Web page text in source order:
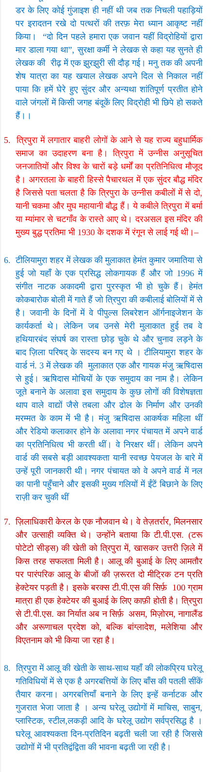
डर के लिए कोई गुंजाइश ही नहीं थी जब तक निचली पहाड़ियों
पर इरादतन रखे दो पत्थरों की तरफ़ मेरा ध्यान आकृष्ट नहीं
किया।
“दो दिन पहले हमारा एक जवान यहीं विद्रोहियों द्वारा
मार डाला गया था”,सुरक्षा कर्मी ने लेखक से कहा यह सुनते ही
लेखक की रीढ़ में एक झुरझुरी सी दौड़ गई। मनु तक की अपनी
शेष यात्रा का यह खयाल लेखक अपने दिल से निकाल नहीं
पाया कि हमें घेरे हुए सुंदर और अन्यथा शांतिपूर्ण प्रतीत होने
वाले जंगलों में किसी जगह बंदूकें लिए विद्रोही भी छिपे हो सकते
हैं।।
5.
त्रिपुरा में लगातार बाहरी लोगों के आने से यह राज्य बहुधार्मिक
समाज का उदाहरण बना है। त्रिपुरा में उन्नीस अनुसूचित
जनजातियों और विश्व के चारों बड़े धर्मों का प्रतिनिधित्व मौजूद
है। अगरतला के बाहरी हिस्से पैचारथल में एक सुंदर बौद्ध मंदिर
है जिससे पता चलता है कि त्रिपुरा के उन्नीस कबीलों में से दो,
यानी चकमा और मुघ महायानी बौद्ध हैं। ये कबीले त्रिपुरा में बर्मा
या म्यांमार से चटगाँव के रास्ते आए थे। दरअसल इस मंदिर की
मुख्य बुद्ध प्रतिमा भी 1930के दशक में रंगून से लाई गई थी।–
6. टीलियामुरा शहर में लेखक की मुलाकात हेमंत कुमार जमातिया से
हुई जो यहाँ के एक प्रसिद्ध लोकगायक हैं और जो 1996में
संगीत नाटक अकादमी द्वारा पुरस्कृत भी हो चुके हैं। हेमंत
कोकबारोक बोली में गाते हैं जो त्रिपुरा की कबीलाई बोलियों में से
है। जवानी के दिनों में वे पीपुल्स लिबरेशन ऑर्गनाइजेशन के
कार्यकर्ता थे। लेकिन जब उनसे मेरी मुलाकात हुई तब वे
हथियारबंद संघर्ष का रास्ता छोड़ चुके थे और चुनाव लड़ने के
बाद ज़िला परिषद् के सदस्य बन गए थे । टीलियामुरा शहर के
वार्ड नं.3में लेखक की मुलाकात एक और गायक मंजु ऋषिदास
से हुई। ऋषिदास मोचियों के एक समुदाय का नाम है। लेकिन
जूते बनाने के अलावा इस समुदाय के कुछ लोगों की विशेषज्ञता
थाप वाले वाद्यों जैसे तबला और ढोल के निर्माण और उनकी
मरम्मत के काम में भी है। मंजु ऋषिदास आकर्षक महिला थीं
और रेडियो कलाकार होने के अलावा नगर पंचायत में अपने वार्ड
का प्रतिनिधित्व भी करती थीं। वे निरक्षर थीं। लेकिन अपने
वार्ड की सबसे बड़ी आवश्यकता यानी स्वच्छ पेयजल के बारे में
उन्हें पूरी जानकारी थी। नगर पंचायत को वे अपने वार्ड में नल
का पानी पहुँचाने और इसकी मुख्य गलियों में ईंटें बिछाने के लिए
राज़ी कर चुकी थीं
7. ज़िलाधिकारी केरल के एक नौजवान थे। वे तेज़तर्रार,मिलनसार
और उत्साही व्यक्ति थे। उन्होंने बताया कि टी.पी.एस. (टरू
पोटेटो सीड्स) की खेती को त्रिपुरा में,खासकर उत्तरी ज़िले में
किस तरह सफलता मिली है। आलू की बुआई के लिए आमतौर
पर पारंपरिक आलू के बीजों की ज़रूरत दो मीट्रिक टन प्रति
हेक्टेयर पड़ती है। इसके बरक्स टी.पी.एस की सिर्फ़ 100ग्राम
मात्रा ही एक हेक्टेयर की बुआई के लिए काफ़ी होती है। त्रिपुरा
से टी.पी.एस. का निर्यात अब न सिर्फ़ असम,मिज़ोरम,नागालैंड
और अरूणाचल प्रदेश को,बल्कि बांग्लादेश,मलेशिया और
विएतनाम को भी किया जा रहा है।
8. त्रिपुरा में आलू की खेती के साथ-साथ यहाँ की लोकप्रिय घरेलू
गतिविधियों में से एक है अगरबत्तियों के लिए बाँस की पतली सींकें
तैयार करना। अगरबत्तियाँ बनाने के लिए इन्हें कर्नाटक और
गुजरात भेजा जाता है । अन्य घरेलू उद्योगों में माचिस,साबुन,
प्लास्टिक,स्टील,लकड़ी आदि के घरेलू उद्योग सर्वप्रसिद्ध है ।
घरेलू आवश्यकता दिन-प्रतिदिन बढ़ती चली जा रही है जिससे
उद्योगों में भी प्रतिद्वंद्विता की भावना बढ़ती जा रही है।